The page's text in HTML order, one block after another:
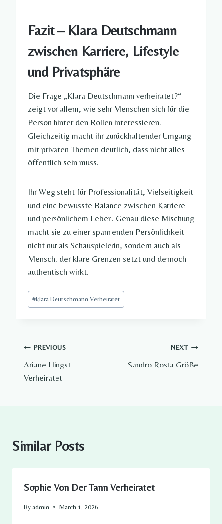
Fazit – Klara Deutschmann
zwischen Karriere, Lifestyle
und Privatsphäre
Die Frage „Klara Deutschmann verheiratet?“
zeigt vor allem, wie sehr Menschen sich für die
Person hinter den Rollen interessieren.
Gleichzeitig macht ihr zurückhaltender Umgang
mit privaten Themen deutlich, dass nicht alles
öffentlich sein muss.
Ihr Weg steht für Professionalität, Vielseitigkeit
und eine bewusste Balance zwischen Karriere
und persönlichem Leben. Genau diese Mischung
macht sie zu einer spannenden Persönlichkeit –
nicht nur als Schauspielerin, sondern auch als
Mensch, der klare Grenzen setzt und dennoch
authentisch wirkt.
Post
Tags:
#klara Deutschmann Verheiratet
Post
navigation
PREVIOUS
Ariane Hingst
Verheiratet
NEXT
Sandro Rosta Größe
Similar Posts
Sophie Von Der Tann Verheiratet
By admin March 1, 2026